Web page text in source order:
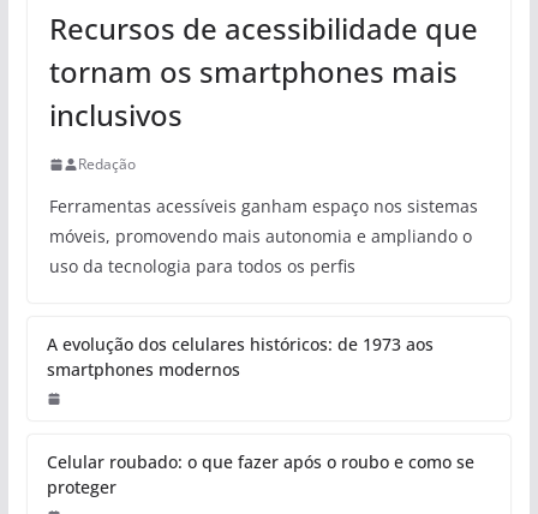
Recursos de acessibilidade que
tornam os smartphones mais
inclusivos
Redação
Ferramentas acessíveis ganham espaço nos sistemas
móveis, promovendo mais autonomia e ampliando o
uso da tecnologia para todos os perfis
A evolução dos celulares históricos: de 1973 aos
smartphones modernos
Celular roubado: o que fazer após o roubo e como se
proteger